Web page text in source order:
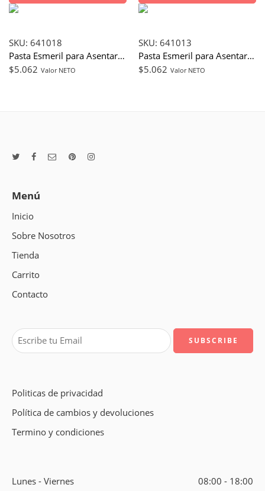
SKU: 641018
Pasta Esmeril para Asentar y Pulir – Grano 280 – 250 gr
$5.062 Valor NETO
SKU: 641013
Pasta Esmeril para Asentar y Pulir – Grano 120 – 250 gr
$5.062 Valor NETO
Menú
Inicio
Sobre Nosotros
Tienda
Carrito
Contacto
Politicas de privacidad
Política de cambios y devoluciones
Termino y condiciones
Lunes - Viernes 08:00 - 18:00